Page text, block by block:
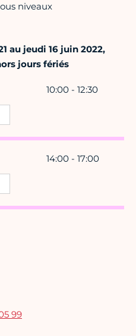
niveaux
au jeudi 16 juin 2022,
jours fériés
10:00 - 12:30
14:00 - 17:00
99